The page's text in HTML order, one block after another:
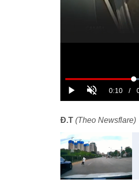
Đ.T (Theo Newsflare)